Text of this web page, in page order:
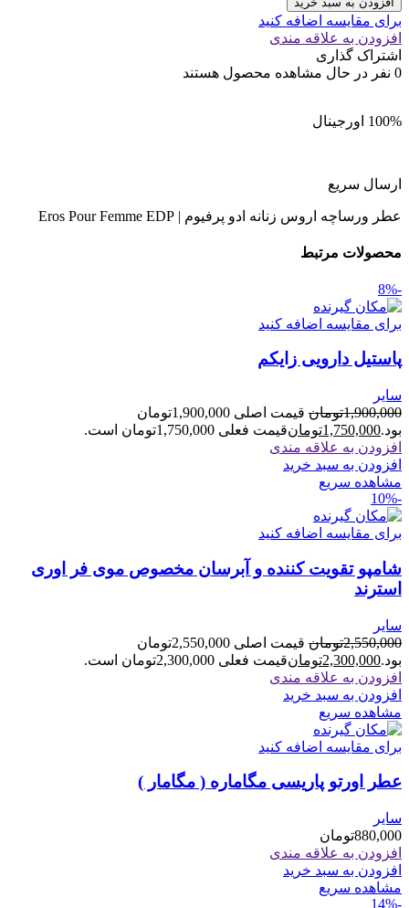
برای مقایسه اضافه کنید
افزودن به علاقه مندی
اشتراک گذاری
0 نفر در حال مشاهده محصول هستند
100% اورجینال
ارسال سریع
عطر ورساچه اروس زنانه ادو پرفیوم | Eros Pour Femme EDP
محصولات مرتبط
-8%
برای مقایسه اضافه کنید
پاستیل دارویی زایکم
سایر
1,900,000تومان
قیمت اصلی 1,900,000تومان
بود.1,750,000تومانقیمت فعلی 1,750,000تومان است.
افزودن به علاقه مندی
افزودن به سبد خرید
مشاهده سریع
-10%
برای مقایسه اضافه کنید
شامپو تقویت کننده و آبرسان مخصوص موی فر اوری
استرند
سایر
2,550,000تومان
قیمت اصلی 2,550,000تومان
بود.2,300,000تومانقیمت فعلی 2,300,000تومان است.
افزودن به علاقه مندی
افزودن به سبد خرید
مشاهده سریع
برای مقایسه اضافه کنید
عطر اورتو پاریسی مگاماره ( مگامار )
سایر
880,000تومان
افزودن به علاقه مندی
افزودن به سبد خرید
مشاهده سریع
-14%